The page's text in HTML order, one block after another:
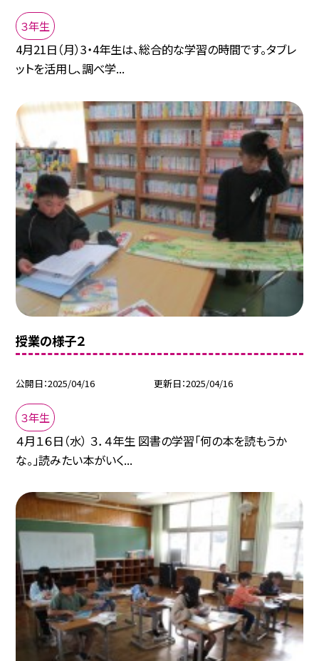
３年生
4月21日（月）3・4年生は、総合的な学習の時間です。タブレ
ットを活用し、調べ学...
授業の様子２
公開日 2025/04/16 更新日 2025/04/16
３年生
４月１６日（水） ３．４年生 図書の学習「何の本を読もうか
な。」読みたい本がいく...